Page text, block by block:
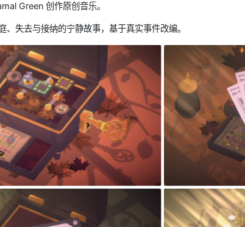
Green 创作原创音乐。
、失去与接纳的宁静故事，基于真实事件改编。